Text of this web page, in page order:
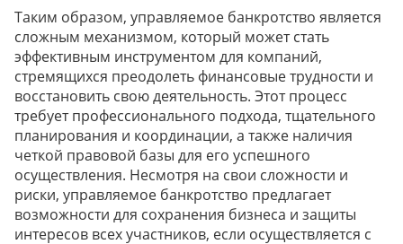
Таким образом, управляемое банкротство является
сложным механизмом, который может стать
эффективным инструментом для компаний,
стремящихся преодолеть финансовые трудности и
восстановить свою деятельность. Этот процесс
требует профессионального подхода, тщательного
планирования и координации, а также наличия
четкой правовой базы для его успешного
осуществления. Несмотря на свои сложности и
риски, управляемое банкротство предлагает
возможности для сохранения бизнеса и защиты
интересов всех участников, если осуществляется с